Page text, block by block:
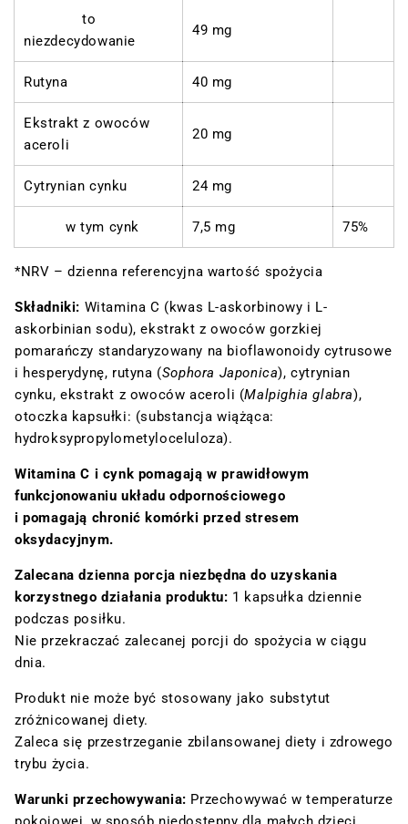
to
niezdecydowanie
49 mg
Rutyna 40 mg
Ekstrakt z owoców
aceroli
20 mg
Cytrynian cynku 24 mg
w tym cynk 7,5 mg 75%
*NRV – dzienna referencyjna wartość spożycia
Składniki: Witamina C (kwas L-askorbinowy i L-
askorbinian sodu), ekstrakt z owoców gorzkiej
pomarańczy standaryzowany na bioflawonoidy cytrusowe
i hesperydynę, rutyna (Sophora Japonica), cytrynian
cynku, ekstrakt z owoców aceroli (Malpighia glabra),
otoczka kapsułki: (substancja wiążąca:
hydroksypropylometyloceluloza).
Witamina C i cynk pomagają w prawidłowym
funkcjonowaniu układu odpornościowego
i pomagają chronić komórki przed stresem
oksydacyjnym.
Zalecana dzienna porcja niezbędna do uzyskania
korzystnego działania produktu: 1 kapsułka dziennie
podczas posiłku.
Nie przekraczać zalecanej porcji do spożycia w ciągu
dnia.
Produkt nie może być stosowany jako substytut
zróżnicowanej diety.
Zaleca się przestrzeganie zbilansowanej diety i zdrowego
trybu życia.
Warunki przechowywania: Przechowywać w temperaturze